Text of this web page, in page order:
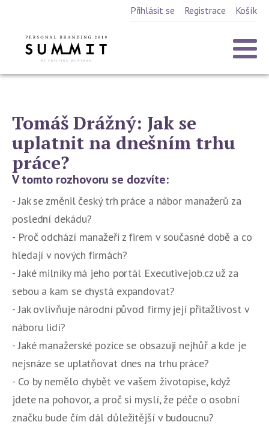
Přihlásit se Registrace Košík
Tomáš Drážný: Jak se
uplatnit na dnešním trhu
práce?
V tomto rozhovoru se dozvíte:
- Jak se změnil český trh práce a nábor manažerů za
poslední dekádu?
- Proč odchází manažeři z firem v současné době a co
hledají v nových firmách?
- Jaké milníky má jeho portál Executivejob.cz už za
sebou a kam se chystá expandovat?
- Jak ovlivňuje národní původ firmy její přitažlivost v
náboru lidí?
- Jaké manažerské pozice se obsazuji nejhůř a kde je
nejsnáze se uplatňovat dnes na trhu práce?
- Co by nemělo chybět ve vašem životopise, když
jdete na pohovor, a proč si myslí, že péče o osobní
značku bude čím dál důležitější v budoucnu?